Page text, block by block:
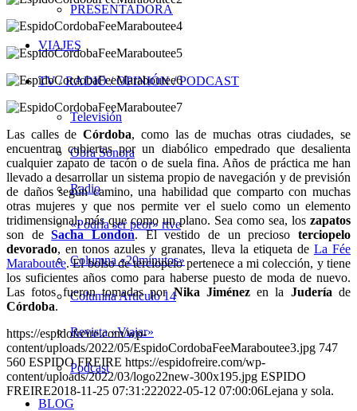
PRESENTADORA
VIAJES
TV / RADIO / OPINIÓN / PODCAST
Televisión
Obra Sonora
Radio
«Podría ser peor» rtve
Columna «20minutos»
Columna Artículo 14
Revista «Viajar»
Podcast
BLOG
Las calles deCórdoba, como las de muchas otras ciudades, se
encuentran cubiertas por un diabólico empedrado que desalienta
cualquier zapato de tacón o de suela fina. Años de práctica me han
llevado a desarrollar un sistema propio de navegación y de previsión
de daños según camino, una habilidad que comparto con muchas
otras mujeres y que nos permite ver el suelo como un elemento
tridimensional, más que como un plano. Sea como sea, los zapatos
son deSacha London. El vestido de un preciosoterciopelo
devorado, en tonos azules y granates, lleva la etiqueta de La Fée
Maraboutée. El bolso de terciopelo pertenece a mi colección, y tiene
los suficientes años como para haberse puesto de moda de nuevo.
Las fotos fueron tomadas porNika Jiménezen la Judería de
Córdoba.
https://espidofreire.com/wp-
content/uploads/2022/05/EspidoCordobaFeeMaraboutee3.jpg 747
560 ESPIDO FREIRE https://espidofreire.com/wp-
content/uploads/2022/03/logo22new-300x195.jpg ESPIDO
FREIRE2018-11-25 07:31:222022-05-12 07:00:06Lejana y sola.